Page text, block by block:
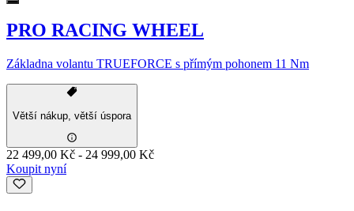
PRO RACING WHEEL
Základna volantu TRUEFORCE s přímým pohonem 11 Nm
Větší nákup, větší úspora
22 499,00 Kč - 24 999,00 Kč
Koupit nyní